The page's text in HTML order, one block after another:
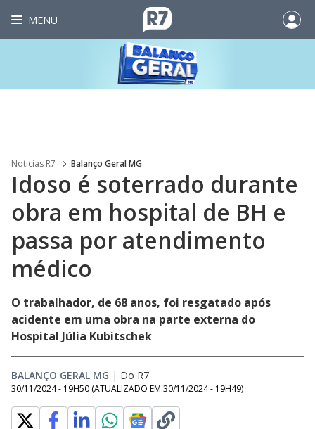
MENU
Noticias R7 Balanço Geral MG
Idoso é soterrado durante
obra em hospital de BH e
passa por atendimento
médico
O trabalhador, de 68 anos, foi resgatado após
acidente em uma obra na parte externa do
Hospital Júlia Kubitschek
BALANÇO GERAL MG | Do R7
30/11/2024 - 19H50 (ATUALIZADO EM 30/11/2024 - 19H49)